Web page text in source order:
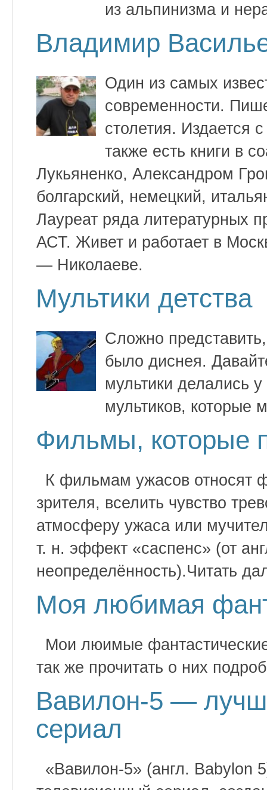
из альпинизма и
Владимир
Один из самых
современности.
столетия. Издается
также есть книги в
Лукьяненко, Александром
болгарский, немецкий,
Лауреат ряда литературных
АСТ. Живет и работает в
— Николаеве.
Мультики детства
Сложно
было диснея.
мультики делались
мультиков, которые
Фильмы, которые
К фильмам ужасов относят
зрителя, вселить чувство
атмосферу ужаса или
т. н. эффект «саспенс» (от
неопределённость).Читать
Моя любимая
Мои люимые
так же прочитать о них
Вавилон-5 —
сериал
«Вавилон-5» (англ. Babylon